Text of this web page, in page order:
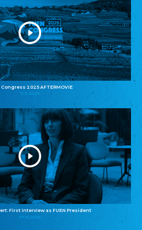
Congress 2025 AFTERMOVIE
11.11.2025
First interview as FUEN President
27.10.2025